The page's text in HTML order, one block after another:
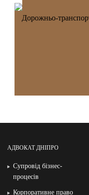
Дорожньо-
АДВОКАТ ДНІПРО
Супровід бізнес-
процесів
Корпоративне право